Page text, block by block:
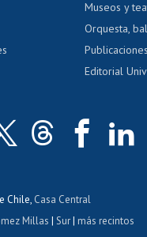
Acoso
Museos y
Orquesta,
Publicaciones
Editorial
Chile, Casa Central
Millas | Sur| más recintos